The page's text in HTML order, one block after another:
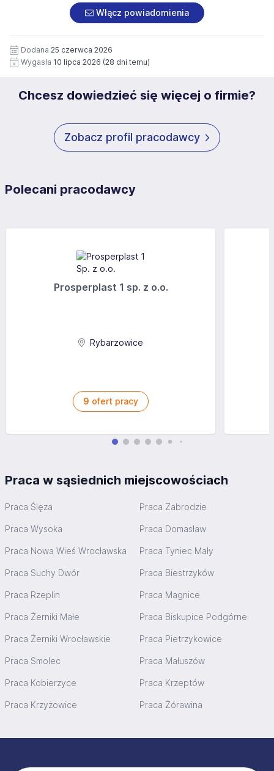
pod numerem 33 816 64 09 lub pisemnie na adres
siedziby administratora.
https://www.workprofit.pl/klauzula-informacyjna.html
załączonych dokumentach aplikacyjnych (w tym
wizerunku), na potrzeby przyszłych rekrutacji przez okres
12 miesięcy. Zgoda jest dobrowolna i może być w każdym
czasie wycofana.
Włącz powiadomienia
Dodana 25 czerwca 2026
Wygasła 10 lipca 2026 (28 dni temu)
Chcesz dowiedzieć się więcej o firmie?
Zobacz profil pracodawcy
Polecani pracodawcy
Prosperplast 1 sp. z o.o.
Rybarzowice
9 ofert pracy
Praca w sąsiednich miejscowościach
Praca Ślęza Praca Zabrodzie
Praca Wysoka Praca Domasław
Praca Nowa Wieś Wrocławska Praca Tyniec Mały
Praca Suchy Dwór Praca Biestrzyków
Praca Rzeplin Praca Magnice
Praca Żerniki Małe Praca Biskupice Podgórne
Praca Żerniki Wrocławskie Praca Pietrzykowice
Praca Smolec Praca Małuszów
Praca Kobierzyce Praca Krzeptów
Praca Krzyżowice Praca Żórawina